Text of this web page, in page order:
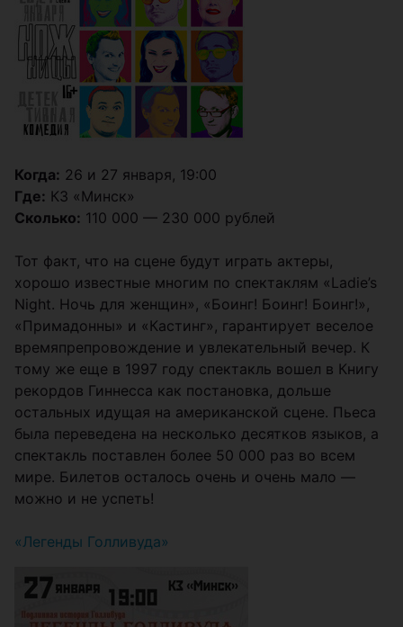
Когда: 26 и 27 января, 19:00
Где: КЗ «Минск»
Сколько: 110 000 — 230 000 рублей
Тот факт, что на сцене будут играть актеры,
хорошо известные многим по спектаклям «Ladie’s
Night. Ночь для женщин», «Боинг! Боинг! Боинг!»,
«Примадонны» и «Кастинг», гарантирует веселое
времяпрепровождение и увлекательный вечер. К
тому же еще в 1997 году спектакль вошел в Книгу
рекордов Гиннесса как постановка, дольше
остальных идущая на американской сцене. Пьеса
была переведена на несколько десятков языков, а
спектакль поставлен более 50 000 раз во всем
мире. Билетов осталось очень и очень мало —
можно и не успеть!
«Легенды Голливуда»